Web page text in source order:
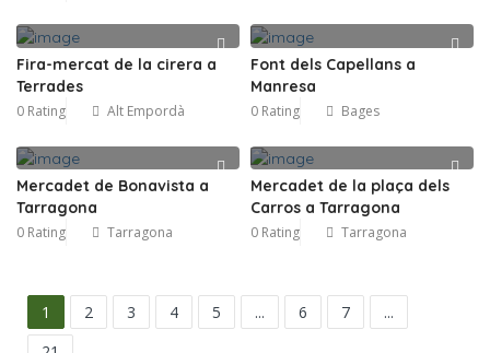
Fira-mercat de la cirera a
Terrades
0 Rating Alt Empordà
Font dels Capellans a
Manresa
0 Rating Bages
Mercadet de Bonavista a
Tarragona
0 Rating Tarragona
Mercadet de la plaça dels
Carros a Tarragona
0 Rating Tarragona
1 2 3 4 5 ... 6 7
...